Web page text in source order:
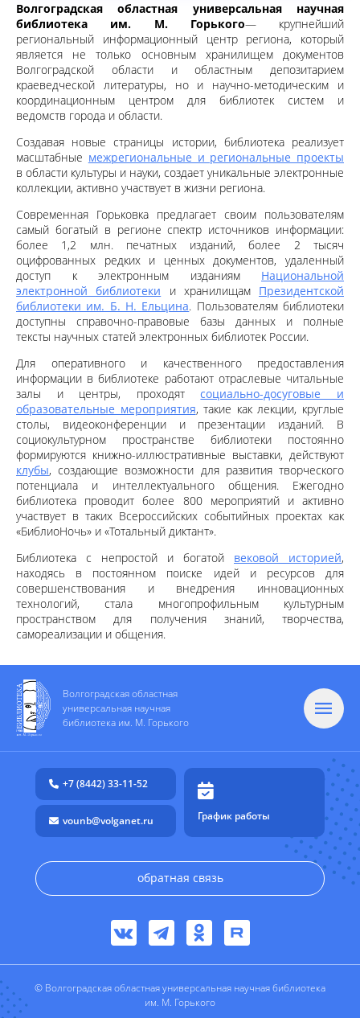
Волгоградская областная универсальная научная
библиотека им. М. Горького— крупнейший
региональный информационный центр региона, который
является не только основным хранилищем документов
Волгоградской области и областным депозитарием
краеведческой литературы, но и научно-методическим и
координационным центром для библиотек систем и
ведомств города и области.
Создавая новые страницы истории, библиотека реализует
масштабные межрегиональные и региональные проекты
в области культуры и науки, создает уникальные электронные
коллекции, активно участвует в жизни региона.
Современная Горьковка предлагает своим пользователям
самый богатый в регионе спектр источников информации:
более 1,2 млн. печатных изданий, более 2 тысяч
оцифрованных редких и ценных документов, удаленный
доступ к электронным изданиям Национальной
электронной библиотеки и хранилищам Президентской
библиотеки им. Б. Н. Ельцина. Пользователям библиотеки
доступны справочно-правовые базы данных и полные
тексты научных статей электронных библиотек России.
Для оперативного и качественного предоставления
информации в библиотеке работают отраслевые читальные
залы и центры, проходятсоциально-досуговые и
образовательные мероприятия, такие как лекции, круглые
столы, видеоконференции и презентации изданий. В
социокультурном пространстве библиотеки постоянно
формируются книжно-иллюстративные выставки, действуют
клубы, создающие возможности для развития творческого
потенциала и интеллектуального общения. Ежегодно
библиотека проводит более 800 мероприятий и активно
участвует в таких Всероссийских событийных проектах как
«БиблиоНочь» и «Тотальный диктант».
Библиотека с непростой и богатой вековой историей,
находясь в постоянном поиске идей и ресурсов для
совершенствования и внедрения инновационных
технологий, стала многопрофильным культурным
пространством для получения знаний, творчества,
самореализации и общения.
Волгоградская областная
универсальная научная
библиотека им. М. Горького
+7 (8442) 33-11-52
vounb@volganet.ru График работы
обратная связь
© Волгоградская областная универсальная научная библиотека
им. М. Горького